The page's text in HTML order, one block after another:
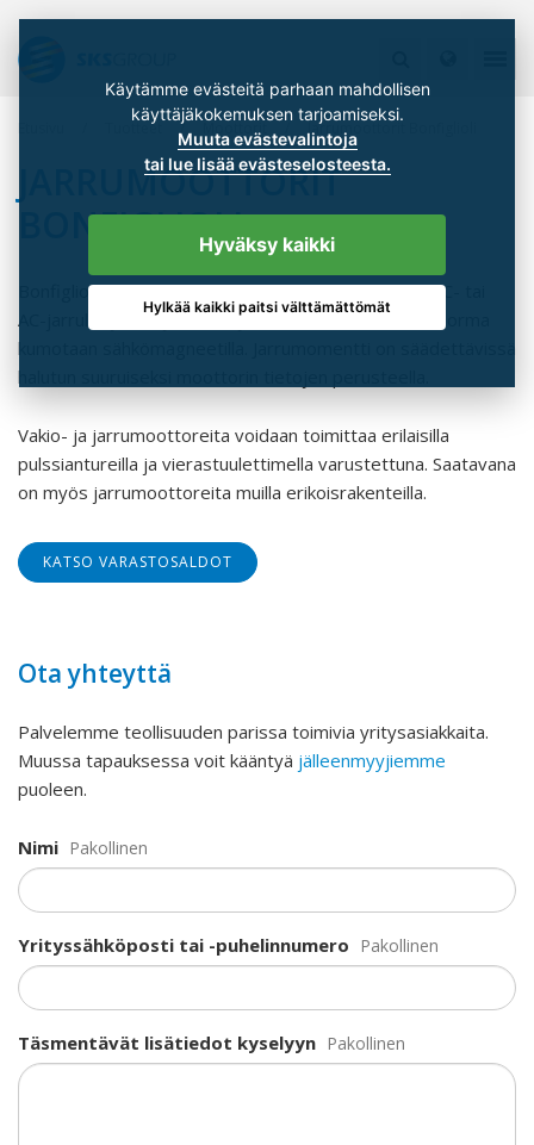
Tuotteet Moottorit Jarrumoottorit Bonfiglioli
JARRUMOOTTORIT
BONFIGLIOLI
Bonfigliolin vakiosähkömoottorit voidaan varustaa DC- tai
AC-jarrulla, joissa jarrut on jousikuormitteisia. Jousikuorma
kumotaan sähkömagneetilla. Jarrumomentti on säädettävissä
halutun suuruiseksi moottorin tietojen perusteella.
Vakio- ja jarrumoottoreita voidaan toimittaa erilaisilla
pulssiantureilla ja vierastuulettimella varustettuna. Saatavana
on myös jarrumoottoreita muilla erikoisrakenteilla.
KATSO VARASTOSALDOT
Ota yhteyttä
Palvelemme teollisuuden parissa toimivia yritysasiakkaita.
Muussa tapauksessa voit kääntyä jälleenmyyjiemme
puoleen.
Nimi Pakollinen
Yrityssähköposti tai -puhelinnumero Pakollinen
Täsmentävät lisätiedot kyselyyn Pakollinen
Käytämme evästeitä parhaan mahdollisen
Muuta evästevalintoja
tai lue lisää evästeselosteesta.
Hyväksy kaikki
Hylkää kaikki paitsi välttämättömät